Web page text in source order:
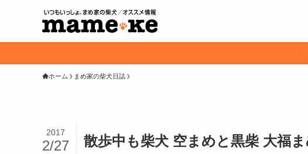
ホーム まめ家の柴犬日誌
散歩中も柴犬 空まめと黒柴 大福
2017
2/27